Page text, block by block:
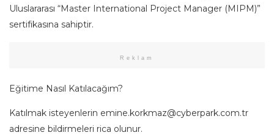
Uluslararası “Master International Project Manager (MIPM)”
sertifikasına sahiptir.
Reklam
Eğitime Nasıl Katılacağım?
Katılmak isteyenlerin emine.korkmaz@cyberpark.com.tr
adresine bildirmeleri rica olunur.